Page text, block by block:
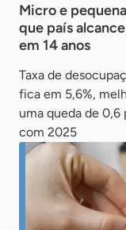
Micro e
que país
em 14 anos
Taxa de
fica em 5,6%,
uma queda de
com 2025